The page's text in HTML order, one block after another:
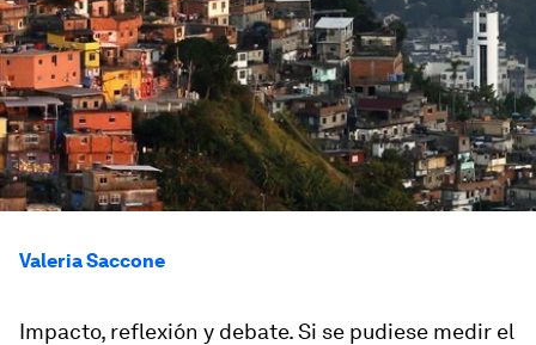
Valeria Saccone
Impacto, reflexión y debate. Si se pudiese medir el